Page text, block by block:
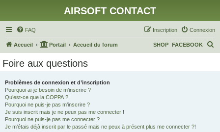
AIRSOFT CONTACT
FAQ Connexion
Inscription
Accueil Portail Accueil du forum FACEBOOK
SHOP
Foire aux questions
Problèmes de connexion et d’inscription
Pourquoi ai-je besoin de m’inscrire ?
Qu’est-ce que la COPPA ?
Pourquoi ne puis-je pas m’inscrire ?
Je suis inscrit mais je ne peux pas me connecter !
Pourquoi ne puis-je pas me connecter ?
Je m’étais déjà inscrit par le passé mais ne peux à présent plus me connecter ?!